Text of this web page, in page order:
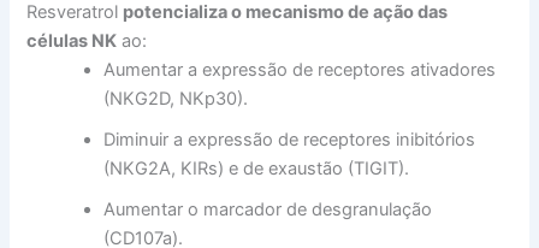
Resveratrol potencializa o mecanismo de ação das
células NK ao:
Aumentar a expressão de receptores ativadores
(NKG2D, NKp30).
Diminuir a expressão de receptores inibitórios
(NKG2A, KIRs) e de exaustão (TIGIT).
Aumentar o marcador de desgranulação
(CD107a).